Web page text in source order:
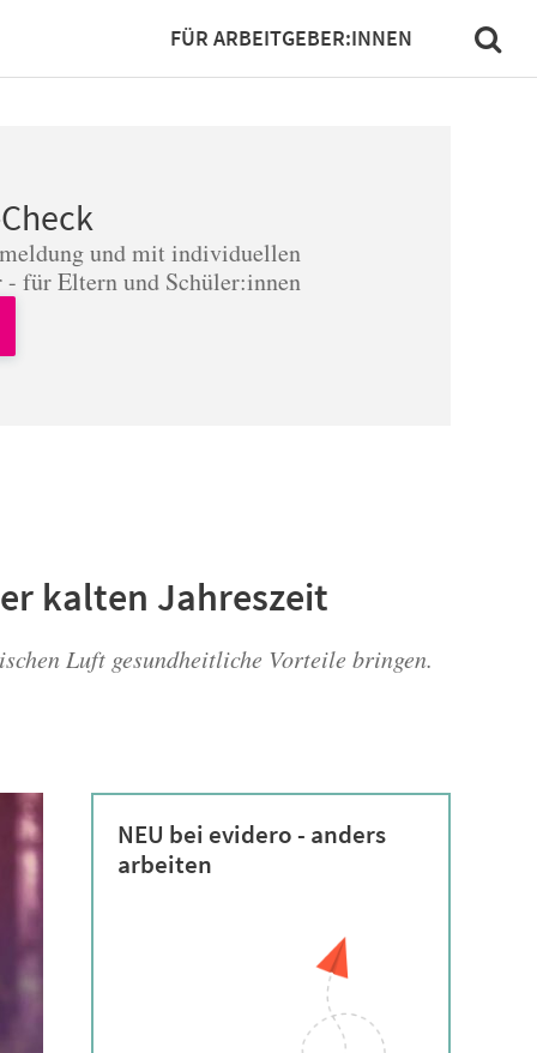
FÜR ARBEITGEBER:INNEN
und mit individuellen
für Eltern und Schüler:innen
kalten Jahreszeit
Luft gesundheitliche Vorteile bringen.
NEU bei evidero - anders
arbeiten